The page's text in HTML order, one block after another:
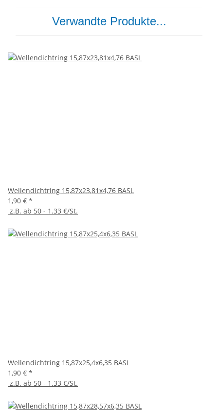
Verwandte Produkte...
Wellendichtring 15,87x23,81x4,76 BASL
1,90 € *
z.B. ab 50 - 1.33 €/St.
Wellendichtring 15,87x25,4x6,35 BASL
1,90 € *
z.B. ab 50 - 1.33 €/St.